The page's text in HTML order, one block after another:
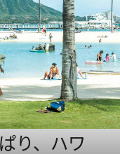
り、ハワ